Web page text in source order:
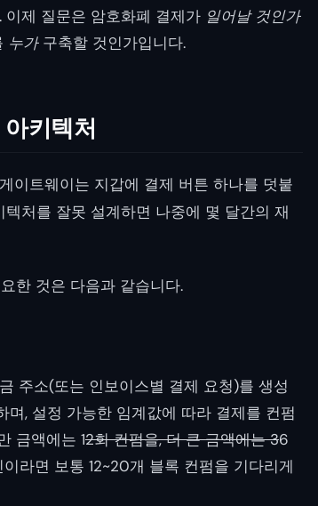
제 질문은 암호화폐 결제가 일어날 것인가
누가구축할 것인가입니다.
키텍처
이트웨이는 지갑에 결제 버튼 하나를 덧붙
처를 잘못 설계하면 나중에 몇 달간의 재
한 것은 다음과 같습니다.
주소(또는 인보이스별 결제 요청)를 생성
, 설정 가능한 임계값에 따라 결제를 컨펌
금액에는 12회 컨펌을, 더 큰 금액에는 36
라면 보통 12~20개 블록 컨펌을 기다리게